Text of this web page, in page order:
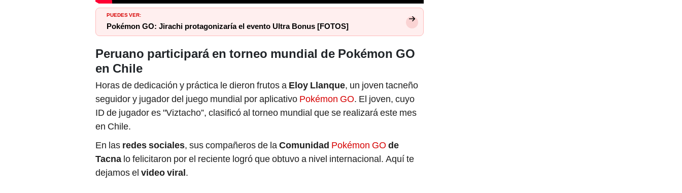
PUEDES VER:
Pokémon GO: Jirachi protagonizaría el evento Ultra Bonus [FOTOS]
Peruano participará en torneo mundial de Pokémon GO
en Chile
Horas de dedicación y práctica le dieron frutos a Eloy Llanque, un joven tacneño
seguidor y jugador del juego mundial por aplicativo Pokémon GO. El joven, cuyo
ID de jugador es "Viztacho”, clasificó al torneo mundial que se realizará este mes
en Chile.
En las redes sociales, sus compañeros de la Comunidad Pokémon GO de
Tacna lo felicitaron por el reciente logró que obtuvo a nivel internacional. Aquí te
dejamos el video viral.